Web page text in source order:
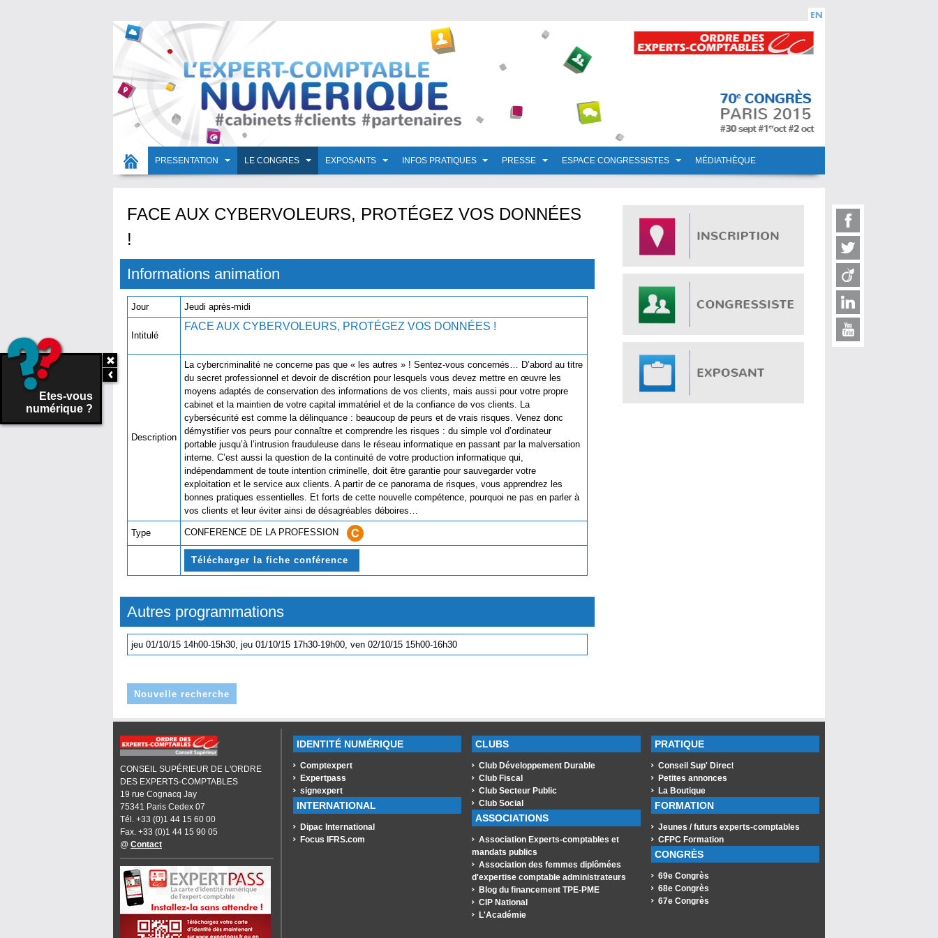
PRESENTATION LE CONGRES EXPOSANTS INFOS PRATIQUES PRESSE ESPACE CONGRESSISTES MÉDIATHÈQUE
FACE AUX CYBERVOLEURS, PROTÉGEZ VOS DONNÉES
!
Informations animation
Jour Jeudi après-midi
Intitulé
FACE AUX CYBERVOLEURS, PROTÉGEZ VOS DONNÉES !
Description
La cybercriminalité ne concerne pas que « les autres » ! Sentez-vous concernés… D’abord au titre
du secret professionnel et devoir de discrétion pour lesquels vous devez mettre en œuvre les
moyens adaptés de conservation des informations de vos clients, mais aussi pour votre propre
cabinet et la maintien de votre capital immatériel et de la confiance de vos clients. La
cybersécurité est comme la délinquance : beaucoup de peurs et de vrais risques. Venez donc
démystifier vos peurs pour connaître et comprendre les risques : du simple vol d’ordinateur
portable jusqu’à l’intrusion frauduleuse dans le réseau informatique en passant par la malversation
interne. C’est aussi la question de la continuité de votre production informatique qui,
indépendamment de toute intention criminelle, doit être garantie pour sauvegarder votre
exploitation et le service aux clients. A partir de ce panorama de risques, vous apprendrez les
bonnes pratiques essentielles. Et forts de cette nouvelle compétence, pourquoi ne pas en parler à
vos clients et leur éviter ainsi de désagréables déboires…
Type CONFERENCE DE LA PROFESSION
Télécharger la fiche conférence
Autres programmations
jeu 01/10/15 14h00-15h30, jeu 01/10/15 17h30-19h00, ven 02/10/15 15h00-16h30
Nouvelle recherche
Etes-vous
numérique ?
CONSEIL SUPÉRIEUR DE L'ORDRE
DES EXPERTS-COMPTABLES
19 rue Cognacq Jay
75341 Paris Cedex 07
Tél. +33 (0)1 44 15 60 00
Fax. +33 (0)1 44 15 90 05
@ Contact
IDENTITÉ NUMÉRIQUE
Comptexpert
Expertpass
signexpert
INTERNATIONAL
Dipac International
Focus IFRS.com
CLUBS
Club Développement Durable
Club Fiscal
Club Secteur Public
Club Social
ASSOCIATIONS
Association Experts-comptables et
mandats publics
Association des femmes diplômées
d'expertise comptable administrateurs
Blog du financement TPE-PME
CIP National
L'Académie
PRATIQUE
Conseil Sup' Direct
Petites annonces
La Boutique
FORMATION
Jeunes / futurs experts-comptables
CFPC Formation
CONGRÈS
69e Congrès
68e Congrès
67e Congrès